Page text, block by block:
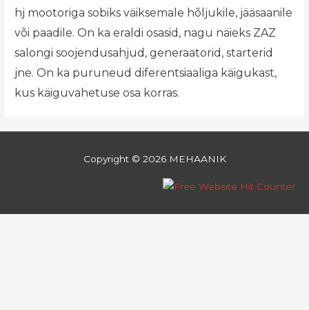
hj mootoriga sobiks väiksemale hõljukile, jääsaanile
või paadile. On ka eraldi osasid, nagu näieks ZAZ
salongi soojendusahjud, generaatorid, starterid
jne. On ka puruneud diferentsiaaliga käigukast,
kus käiguvahetuse osa korras.
Copyright © 2026 MEHAANIK